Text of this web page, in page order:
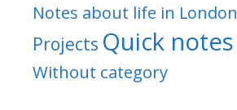
Notes about life in London
Projects Quick notes
Without category